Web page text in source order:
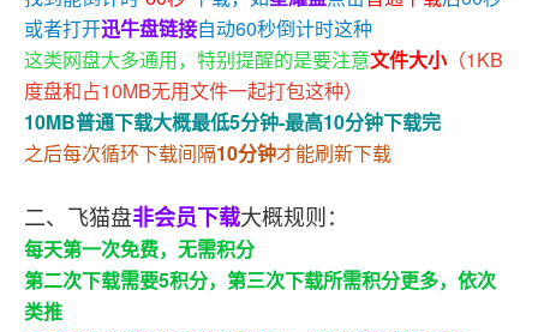
或者打开迅牛盘链接自动60秒倒计时这种
这类网盘大多通用，特别提醒的是要注意文件大小（1KB
度盘和占10MB无用文件一起打包这种）
10MB普通下载大概最低5分钟-最高10分钟下载完
之后每次循环下载间隔10分钟才能刷新下载
二、飞猫盘非会员下载大概规则：
每天第一次免费，无需积分
第二次下载需要5积分，第三次下载所需积分更多，依次
类推